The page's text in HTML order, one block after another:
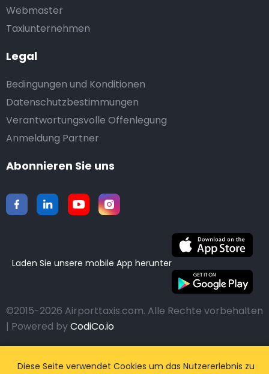
Webmaster
Taxiunternehmen
Legal
Bedingungen und Konditionen
Datenschutzbestimmungen
Verantwortungsvolle Offenlegung
Anmeldung Partner
Abonnieren Sie uns
Laden Sie unsere mobile App herunter
©2015-2026 Airporttaxis.com. Alle Rechte vorbehalten
| Powered byCodiCo.io
Diese Seite verwendet Cookies um das Nutzererlebnis zu